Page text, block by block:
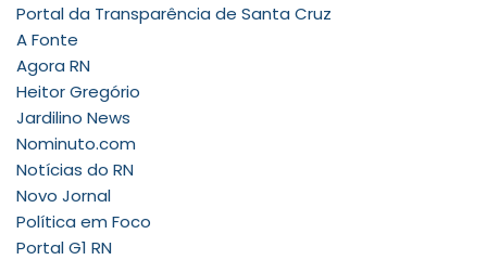
Portal da Transparência de Santa Cruz
A Fonte
Agora RN
Heitor Gregório
Jardilino News
Nominuto.com
Notícias do RN
Novo Jornal
Política em Foco
Portal G1 RN